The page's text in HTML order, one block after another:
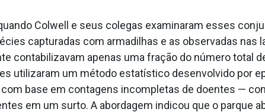
Colwell e seus colegas examinaram esses
capturadas com armadilhas e as observadas
contabilizavam apenas uma fração do número total
utilizaram um método estatístico desenvolvido por
base em contagens incompletas de doentes —
em um surto. A abordagem indicou que o parque